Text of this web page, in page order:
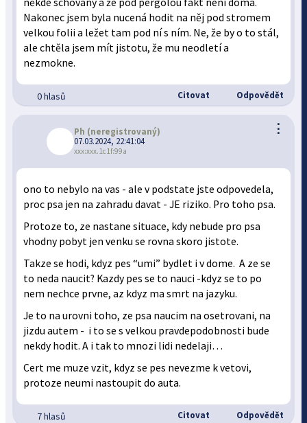
Nakonec jsem byla nucená hodit na něj pod stromem
velkou folii a ležet tam pod ní s ním. Ne, že by o to stál,
ale chtěla jsem mít jistotu, že mu neodletí a
nezmokne.
0 hlasů Citovat Odpovědět
⋮
Ph (neregistrovaný)
07.03.2024, 22:41:04
xxx:xxx.1c1f:99a
ono to nebylo na vas - ale v podstate jste odpovedela,
proc psa jen na zahradu davat - JE riziko. Pro toho psa.
Protoze to, ze nastane situace, kdy nebude pro psa
vhodny pobyt jen venku se rovna skoro jistote.
Takze se hodi, kdyz pes “umi” bydlet i v dome. A ze se
to neda naucit? Kazdy pes se to nauci -kdyz se to po
nem nechce prvne, az kdyz ma smrt na jazyku.
Je to na urovni toho, ze psa naucim na osetrovani, na
jizdu autem - i to se s velkou pravdepodobnosti bude
nekdy hodit. A i tak to mnozi lidi nedelaji…
Cert me muze vzit, kdyz se pes nevezme k vetovi,
protoze neumi nastoupit do auta.
7 hlasů Citovat Odpovědět